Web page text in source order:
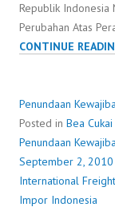
Republik Indonesia
Perubahan Atas
CONTINUE
Penundaan
Posted in Bea
Penundaan
September 2, 2010
International
Impor Indonesia